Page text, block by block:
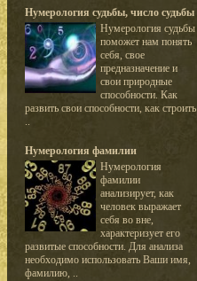
Нумерология судьбы, число судьбы
Нумерология судьбы
поможет нам понять
себя, свое
предназначение и
свои природные
способности. Как
развить свои способности, как строить
..
Нумерология фамилии
Нумерология
фамилии
анализирует, как
человек выражает
себя во вне,
характеризует его
развитые способности. Для анализа
необходимо использовать Ваши имя,
фамилию, ..